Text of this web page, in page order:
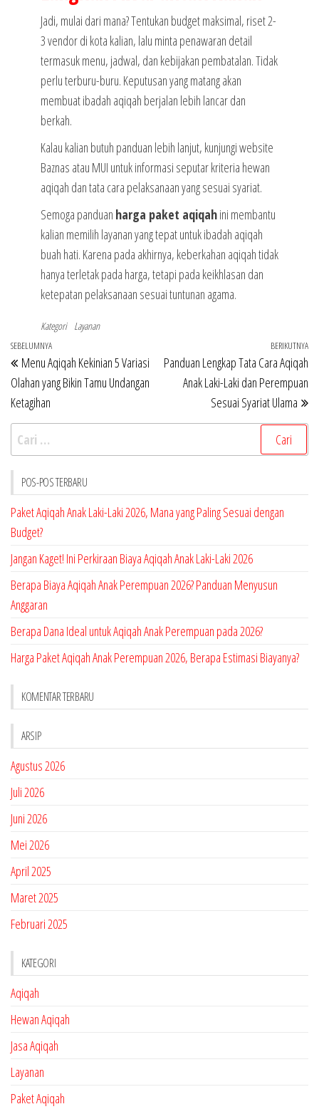
Jadi, mulai dari mana? Tentukan budget maksimal, riset 2-
3 vendor di kota kalian, lalu minta penawaran detail
termasuk menu, jadwal, dan kebijakan pembatalan. Tidak
perlu terburu-buru. Keputusan yang matang akan
membuat ibadah aqiqah berjalan lebih lancar dan
berkah.
Kalau kalian butuh panduan lebih lanjut, kunjungi website
Baznas atau MUI untuk informasi seputar kriteria hewan
aqiqah dan tata cara pelaksanaan yang sesuai syariat.
Semoga panduan harga paket aqiqahini membantu
kalian memilih layanan yang tepat untuk ibadah aqiqah
buah hati. Karena pada akhirnya, keberkahan aqiqah tidak
hanya terletak pada harga, tetapi pada keikhlasan dan
ketepatan pelaksanaan sesuai tuntunan agama.
Kategori Layanan
Navigasi
pos
Pos
Sebelumnya
SEBELUMNYA
Menu Aqiqah Kekinian 5 Variasi
Olahan yang Bikin Tamu Undangan
Ketagihan
BERIKUTNYA
Panduan Lengkap Tata Cara Aqiqah
Anak Laki-Laki dan Perempuan
Sesuai Syariat Ulama
Cari
untuk:
POS-POS TERBARU
Paket Aqiqah Anak Laki-Laki 2026, Mana yang Paling Sesuai dengan
Budget?
Jangan Kaget! Ini Perkiraan Biaya Aqiqah Anak Laki-Laki 2026
Berapa Biaya Aqiqah Anak Perempuan 2026? Panduan Menyusun
Anggaran
Berapa Dana Ideal untuk Aqiqah Anak Perempuan pada 2026?
Harga Paket Aqiqah Anak Perempuan 2026, Berapa Estimasi Biayanya?
KOMENTAR TERBARU
ARSIP
Agustus 2026
Juli 2026
Juni 2026
Mei 2026
April 2025
Maret 2025
Februari 2025
KATEGORI
Aqiqah
Hewan Aqiqah
Jasa Aqiqah
Layanan
Paket Aqiqah